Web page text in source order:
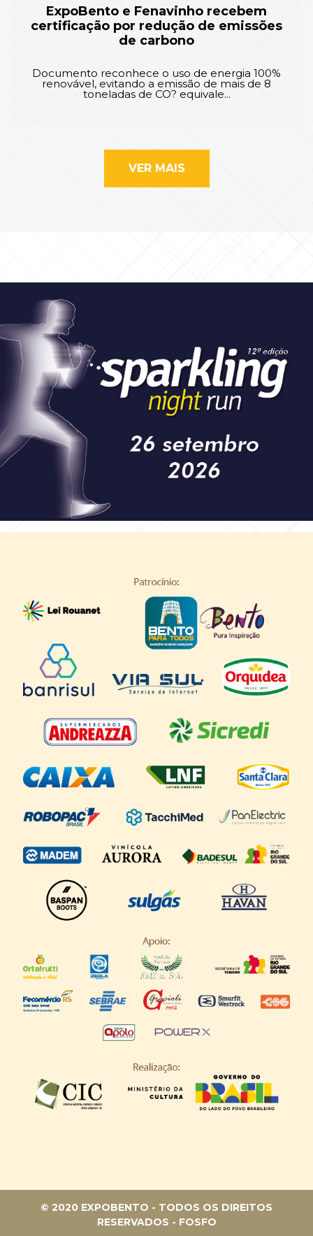
ExpoBento e Fenavinho recebem
certificação por redução de emissões
de carbono
Documento reconhece o uso de energia 100%
renovável, evitando a emissão de mais de 8
toneladas de CO? equivale...
VER MAIS
© 2020 EXPOBENTO - TODOS OS DIREITOS
RESERVADOS - FOSFO